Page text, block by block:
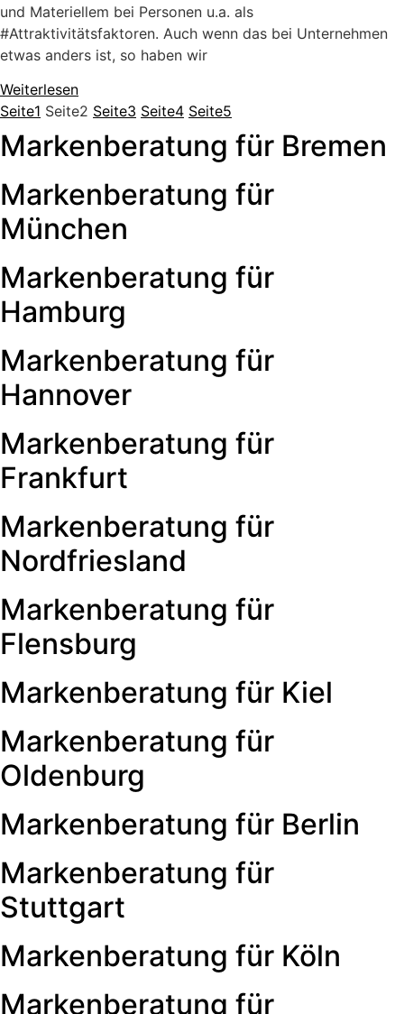
und Materiellem bei Personen u.a. als
#Attraktivitätsfaktoren. Auch wenn das bei Unternehmen
etwas anders ist, so haben wir
Weiterlesen
Seite1 Seite2 Seite3 Seite4 Seite5
Markenberatung für Bremen
Markenberatung für
München
Markenberatung für
Hamburg
Markenberatung für
Hannover
Markenberatung für
Frankfurt
Markenberatung für
Nordfriesland
Markenberatung für
Flensburg
Markenberatung für Kiel
Markenberatung für
Oldenburg
Markenberatung für Berlin
Markenberatung für
Stuttgart
Markenberatung für Köln
Markenberatung für